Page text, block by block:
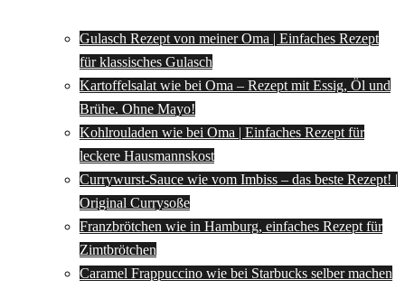
Gulasch Rezept von meiner Oma | Einfaches Rezept
für klassisches Gulasch
Kartoffelsalat wie bei Oma – Rezept mit Essig, Öl und
Brühe. Ohne Mayo!
Kohlrouladen wie bei Oma | Einfaches Rezept für
leckere Hausmannskost
Currywurst-Sauce wie vom Imbiss – das beste Rezept! |
Original Currysoße
Franzbrötchen wie in Hamburg, einfaches Rezept für
Zimtbrötchen
Caramel Frappuccino wie bei Starbucks selber machen